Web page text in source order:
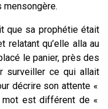
mensongère.
que sa prophétie était
relatant qu’elle alla au
le panier, près des
surveiller ce qui allait
décrire son attente «